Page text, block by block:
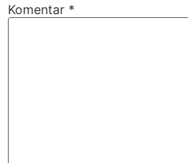
Komentar *